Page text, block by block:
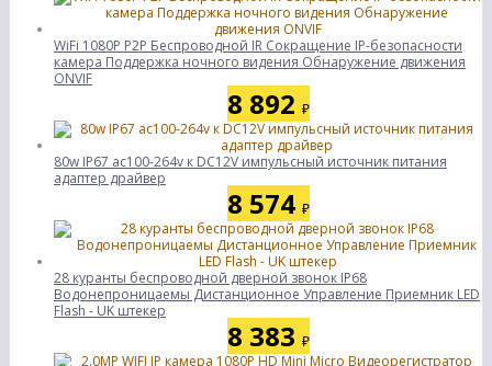
WiFi 1080P P2P Беспроводной IR Сокращение IP-безопасности
камера Поддержка ночного видения Обнаружение движения
ONVIF
8 892 ₽
80w IP67 ac100-264v к DC12V импульсный источник питания
адаптер драйвер
8 574 ₽
28 куранты беспроводной дверной звонок IP68
Водонепроницаемы Дистанционное Управление Приемник LED
Flash - UK штекер
8 383 ₽